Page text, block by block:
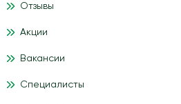
Отзывы
Акции
Вакансии
Специалисты